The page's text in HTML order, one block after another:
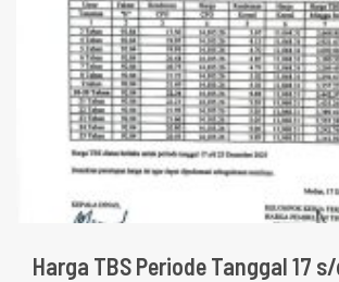
Harga TBS Periode Tanggal 17